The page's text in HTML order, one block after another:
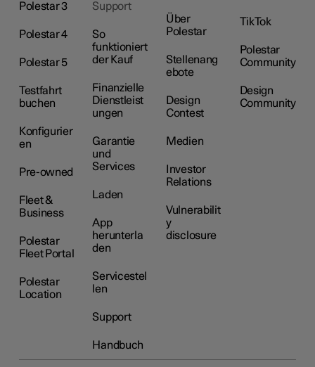
Polestar 3
Polestar 4
Polestar 5
Testfahrt
buchen
Konfigurier
en
Pre-owned
Fleet &
Business
Polestar
Fleet Portal
Polestar
Location
Support
So
funktioniert
der Kauf
Finanzielle
Dienstleist
ungen
Garantie
und
Services
Laden
App
herunterla
den
Servicestel
len
Support
Handbuch
Über
Polestar
Stellenang
ebote
Design
Contest
Medien
Investor
Relations
Vulnerabilit
y
disclosure
TikTok
Polestar
Community
Design
Community